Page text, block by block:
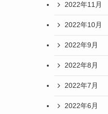
2022年11月
2022年10月
2022年9月
2022年8月
2022年7月
2022年6月